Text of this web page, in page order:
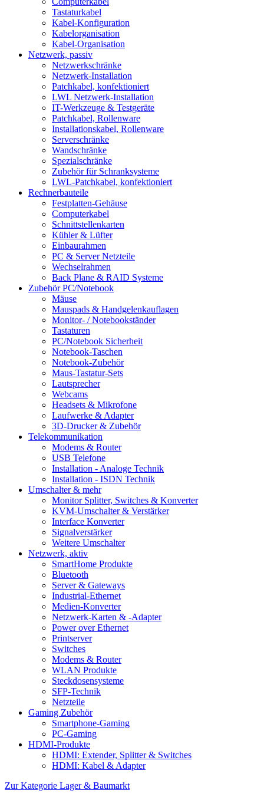
Tastaturkabel
Kabel-Konfiguration
Kabelorganisation
Kabel-Organisation
Netzwerk, passiv
Netzwerkschränke
Netzwerk-Installation
Patchkabel, konfektioniert
LWL Netzwerk-Installation
IT-Werkzeuge & Testgeräte
Patchkabel, Rollenware
Installationskabel, Rollenware
Serverschränke
Wandschränke
Spezialschränke
Zubehör für Schranksysteme
LWL-Patchkabel, konfektioniert
Rechnerbauteile
Festplatten-Gehäuse
Computerkabel
Schnittstellenkarten
Kühler & Lüfter
Einbaurahmen
PC & Server Netzteile
Wechselrahmen
Back Plane & RAID Systeme
Zubehör PC/Notebook
Mäuse
Mauspads & Handgelenkauflagen
Monitor- / Notebookständer
Tastaturen
PC/Notebook Sicherheit
Notebook-Taschen
Notebook-Zubehör
Maus-Tastatur-Sets
Lautsprecher
Webcams
Headsets & Mikrofone
Laufwerke & Adapter
3D-Drucker & Zubehör
Telekommunikation
Modems & Router
USB Telefone
Installation - Analoge Technik
Installation - ISDN Technik
Umschalter & mehr
Monitor Splitter, Switches & Konverter
KVM-Umschalter & Verstärker
Interface Konverter
Signalverstärker
Weitere Umschalter
Netzwerk, aktiv
SmartHome Produkte
Bluetooth
Server & Gateways
Industrial-Ethernet
Medien-Konverter
Netzwerk-Karten & -Adapter
Power over Ethernet
Printserver
Switches
Modems & Router
WLAN Produkte
Steckdosensysteme
SFP-Technik
Netzteile
Gaming Zubehör
Smartphone-Gaming
PC-Gaming
HDMI-Produkte
HDMI: Extender, Splitter & Switches
HDMI: Kabel & Adapter
Zur Kategorie Lager & Baumarkt